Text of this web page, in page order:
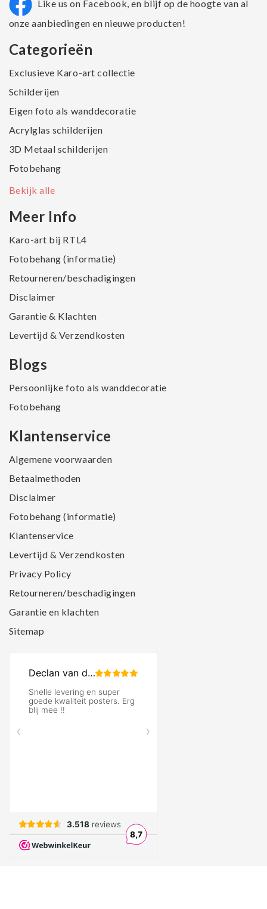
Like us on Facebook, en blijf op de hoogte van al
onze aanbiedingen en nieuwe producten!
Categorieën
Exclusieve Karo-art collectie
Schilderijen
Eigen foto als wanddecoratie
Acrylglas schilderijen
3D Metaal schilderijen
Fotobehang
Bekijk alle
Meer Info
Karo-art bij RTL4
Fotobehang (informatie)
Retourneren/beschadigingen
Disclaimer
Garantie & Klachten
Levertijd & Verzendkosten
Blogs
Persoonlijke foto als wanddecoratie
Fotobehang
Klantenservice
Algemene voorwaarden
Betaalmethoden
Disclaimer
Fotobehang (informatie)
Klantenservice
Levertijd & Verzendkosten
Privacy Policy
Retourneren/beschadigingen
Garantie en klachten
Sitemap